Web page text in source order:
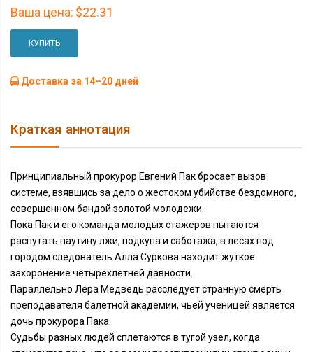
Ваша цена: $22.31
КУПИТЬ
Доставка за 14–20 дней
Краткая аннотация
Принципиальный прокурор Евгений Пак бросает вызов
системе, взявшись за дело о жестоком убийстве бездомного,
совершенном бандой золотой молодежи.
Пока Пак и его команда молодых стажеров пытаются
распутать паутину лжи, подкупа и саботажа, в лесах под
городом следователь Алла Суркова находит жуткое
захоронение четырехлетней давности.
Параллельно Лера Медведь расследует странную смерть
преподавателя балетной академии, чьей ученицей является
дочь прокурора Пака.
Судьбы разных людей сплетаются в тугой узел, когда